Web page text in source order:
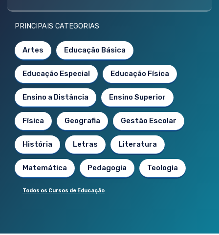
PRINCIPAIS CATEGORIAS
Artes Educação Básica
Educação Especial Educação Física
Ensino a Distância Ensino Superior
Física Geografia Gestão Escolar
História Letras Literatura
Matemática Pedagogia Teologia
Todos os Cursos de Educação